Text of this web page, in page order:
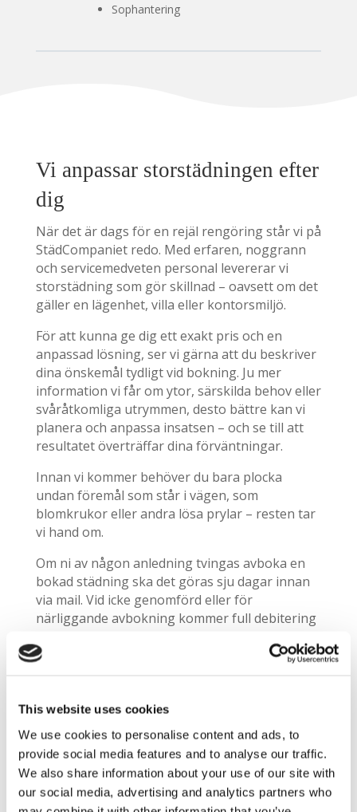
This website uses cookies
We use cookies to personalise content and ads, to
provide social media features and to analyse our traffic.
We also share information about your use of our site with
our social media, advertising and analytics partners who
Sophantering
Vi anpassar storstädningen efter
dig
När det är dags för en rejäl rengöring står vi på
StädCompaniet redo. Med erfaren, noggrann
och servicemedveten personal levererar vi
storstädning som gör skillnad – oavsett om det
gäller en lägenhet, villa eller kontorsmiljö.
För att kunna ge dig ett exakt pris och en
anpassad lösning, ser vi gärna att du beskriver
dina önskemål tydligt vid bokning. Ju mer
information vi får om ytor, särskilda behov eller
svåråtkomliga utrymmen, desto bättre kan vi
planera och anpassa insatsen – och se till att
resultatet överträffar dina förväntningar.
Innan vi kommer behöver du bara plocka
undan föremål som står i vägen, som
blomkrukor eller andra lösa prylar – resten tar
vi hand om.
Om ni av någon anledning tvingas avboka en
bokad städning ska det göras sju dagar innan
via mail. Vid icke genomförd eller för
närliggande avbokning kommer full debitering
Vi lämnar garanti på storstädningen. Eventuella
besiktningstillfället, i anslutning till
städtillfället, åtgärdas genast av oss.
Reklamation